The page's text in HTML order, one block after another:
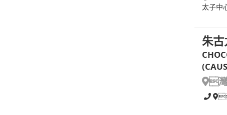
太子中
朱古

